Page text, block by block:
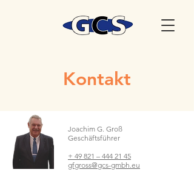
Joachim G. Groß
Geschäftsführer
+ 49 821 – 444 21 45
gfgross@gcs-gmbh.eu
Kontakt